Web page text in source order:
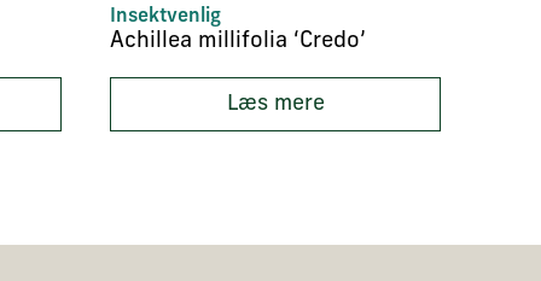
Insektvenlig
Achillea millifolia ‘Credo’
Læs mere